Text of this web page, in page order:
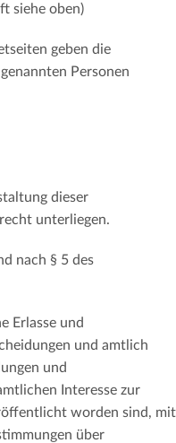
siehe oben)
geben die
Personen
dieser
unterliegen.
nach § 5 des
Erlasse und
und amtlich
und
Interesse zur
worden sind, mit
über